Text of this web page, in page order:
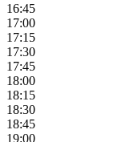
16:45
17:00
17:15
17:30
17:45
18:00
18:15
18:30
18:45
19:00